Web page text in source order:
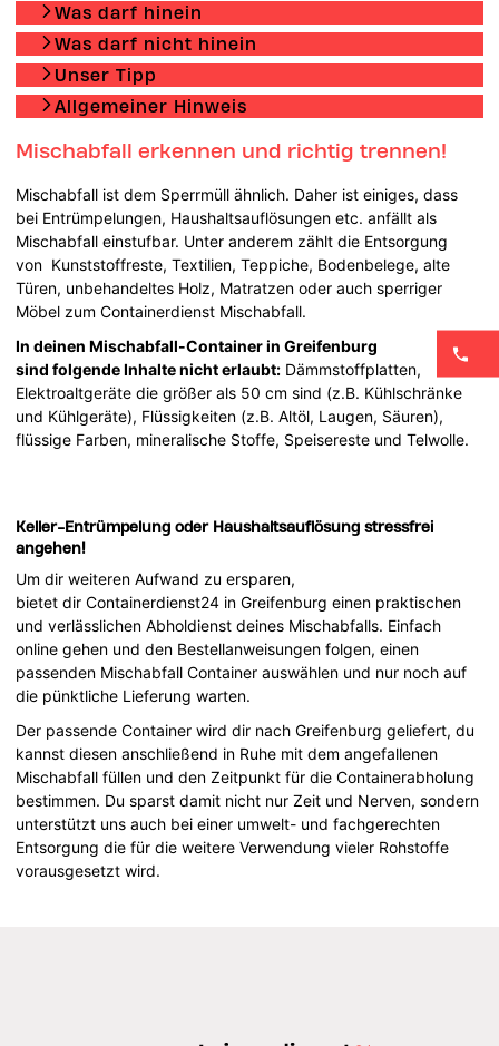
Was darf hinein
Was darf nicht hinein
Unser Tipp
Allgemeiner Hinweis
Mischabfall erkennen und richtig trennen!
Mischabfall ist dem Sperrmüll ähnlich. Daher ist einiges, dass
bei Entrümpelungen, Haushaltsauflösungen etc. anfällt als
Mischabfall einstufbar. Unter anderem zählt die Entsorgung
von Kunststoffreste, Textilien, Teppiche, Bodenbelege, alte
Türen, unbehandeltes Holz, Matratzen oder auch sperriger
Möbel zum Containerdienst Mischabfall.
In deinen Mischabfall-Container in Greifenburg
sind folgende Inhalte nicht erlaubt: Dämmstoffplatten,
Elektroaltgeräte die größer als 50 cm sind (z.B. Kühlschränke
und Kühlgeräte), Flüssigkeiten (z.B. Altöl, Laugen, Säuren),
flüssige Farben, mineralische Stoffe, Speisereste und Telwolle.
Keller-Entrümpelung oder Haushaltsauflösung stressfrei
angehen!
Um dir weiteren Aufwand zu ersparen,
bietet dir Containerdienst24 in Greifenburg einen praktischen
und verlässlichen Abholdienst deines Mischabfalls. Einfach
online gehen und den Bestellanweisungen folgen, einen
passenden Mischabfall Container auswählen und nur noch auf
die pünktliche Lieferung warten.
Der passende Container wird dir nach Greifenburg geliefert, du
kannst diesen anschließend in Ruhe mit dem angefallenen
Mischabfall füllen und den Zeitpunkt für die Containerabholung
bestimmen. Du sparst damit nicht nur Zeit und Nerven, sondern
unterstützt uns auch bei einer umwelt- und fachgerechten
Entsorgung die für die weitere Verwendung vieler Rohstoffe
vorausgesetzt wird.